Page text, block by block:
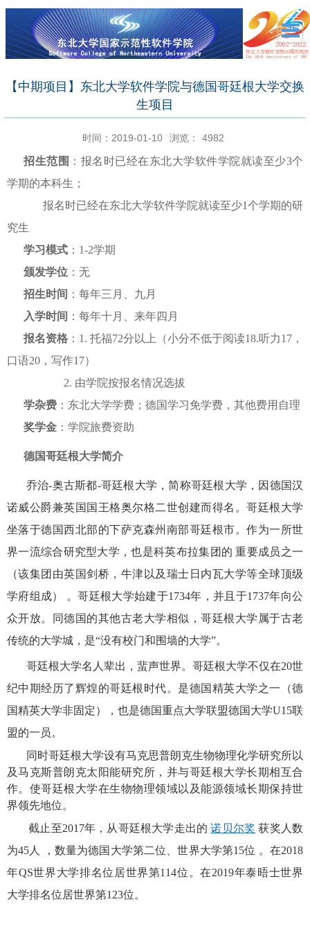
【中期项目】东北大学软件学院与德国哥廷根大学交换
生项目
时间：2019-01-10 浏览： 4982
招生范围 ：报名时已经在东北大学软件学院就读至少3个
学期的本科生；
报名时已经在东北大学软件学院就读至少1个学期的研
究生
学习模式 ： 1-2学期
颁发学位 ：无
招生时间 ：每年三月、九月
入学时间 ：每年十月、来年四月
报名资格 ： 1. 托福72分以上（小分不低于阅读18.听力17，
口语20，写作17）
2. 由学院按报名情况选拔
学杂费 ：东北大学学费；德国学习免学费，其他费用自理
奖学金 ：学院旅费资助
德国哥廷根大学简介
乔治-奥古斯都-哥廷根大学，简称哥廷根大学，因德国汉
诺威公爵兼英国国王格奥尔格二世创建而得名。哥廷根大学
坐落于德国西北部的下萨克森州南部哥廷根市。作为一所世
界一流综合研究型大学，也是科英布拉集团的 重要成员之一
（该集团由英国剑桥，牛津以及瑞士日内瓦大学等全球顶级
学府组成）
。哥廷根大学始建于1734年，并且于1737年向公
众开放。同德国的其他古老大学相似，哥廷根大学属于古老
传统的大学城，是“没有校门和围墙的大学”。
哥廷根大学名人辈出，蜚声世界。哥廷根大学不仅在20世
纪中期经历了辉煌的哥廷根时代。是德国精英大学之一（德
国精英大学非固定），也是德国重点大学联盟德国大学U15联
盟的一员。
同时哥廷根大学设有马克思普朗克生物物理化学研究所以
及马克斯普朗克太阳能研究所，并与哥廷根大学长期相互合
作。使哥廷根大学在生物物理领域以及能源领域长期保持世
界领先地位。
截止至2017年，从哥廷根大学走出的 诺贝尔奖 获奖人数
为45人
，数量为德国大学第二位、世界大学第15位 。在2018
年QS世界大学排名位居世界第114位。在2019年泰晤士世界
大学排名位居世界第123位。